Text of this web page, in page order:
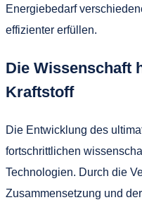
Energiebedarf
effizienter erfüllen.
Die Wissenschaft
Kraftstoff
Die Entwicklung des
fortschrittlichen
Technologien. Durch die
Zusammensetzung und